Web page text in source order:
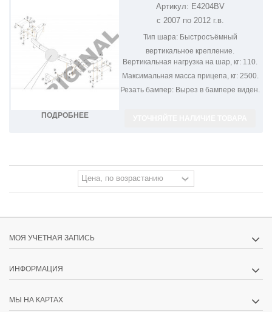
ПОДРОБНЕЕ
ФАРКОП НА MITSUBISHI OUTLANDER
XL E4204BV
Артикул: E4204BV
с 2007 по 2012 г.в.
Тип шара:Быстросъёмный
вертикальное крепление.
Вертикальная нагрузка на шар, кг: 110.
Максимальная масса прицепа, кг:2500.
Резать бампер: Вырез в бампере виден.
МОЯ УЧЕТНАЯ ЗАПИСЬ
ИНФОРМАЦИЯ
МЫ НА КАРТАХ